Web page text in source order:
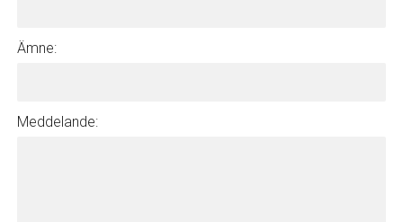
Ämne:
Meddelande: